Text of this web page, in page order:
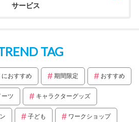
サービス
TAG
におすすめ 期間限定 おすすめ
ーツ キャラクターグッズ
子ども ワークショップ